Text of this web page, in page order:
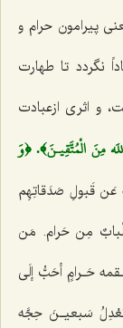
پیرامون حرام و
نگردد تا طهارت
اثری ازعبادت
مِنَ الْمُتَّقِيـنَ﴾. ﴿وَ
عَن قَبولِ صَدَقاتِهِم
مِن حَرام. مَن
حَـرامٍ أحَبُّ إلَی
سَبعیـنَ حِجَّه